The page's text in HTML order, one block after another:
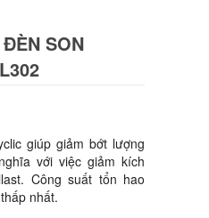
SON
giúp giảm bớt lượng
với việc giảm kích
Công suất tổn hao
nhất.